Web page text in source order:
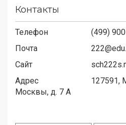
Контакты
Телефон
(499)
Почта
Сайт
Адрес
127591,
Москвы, д. 7 А